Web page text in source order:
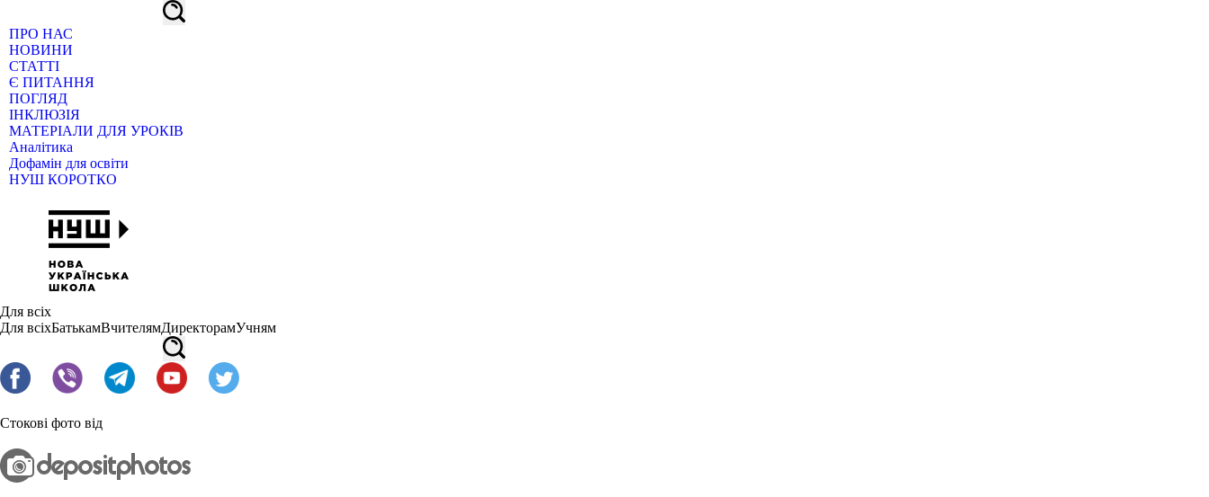
ПРО НАС
НОВИНИ
СТАТТІ
Є ПИТАННЯ
ПОГЛЯД
ІНКЛЮЗІЯ
МАТЕРІАЛИ ДЛЯ УРОКІВ
Аналітика
Дофамін для освіти
НУШ КОРОТКО
Для всіх
Для всіхБатькамВчителямДиректорамУчням
Стокові фото від